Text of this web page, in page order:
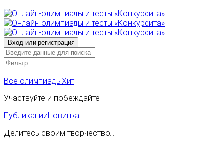
Все олимпиадыХит
Участвуйте и побеждайте
ПубликацииНовинка
Делитесь своим творчество...